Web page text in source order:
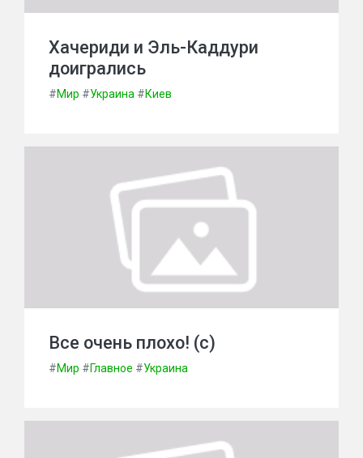
Хачериди и Эль-Каддури
доигрались
#Мир #Украина #Киев
Все очень плохо! (с)
#Мир #Главное #Украина